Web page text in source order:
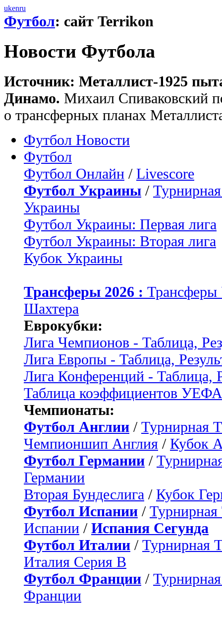
ukenru
Футбол: сайт Terrikon
Новости Футбола
Источник: Металлист-1925
Динамо. Михаил Спиваковский
о трансферных планах
Футбол Новости
Футбол
Футбол Онлайн / Livescore
Футбол Украины /
Украины
Футбол Украины: Первая лига
Футбол Украины: Вторая лига
Кубок Украины
Трансферы 2026 :
Шахтера
Еврокубки:
Лига Чемпионов - Таблица,
Лига Европы - Таблица,
Лига Конференций - Таблица,
Таблица коэффициентов УЕФА
Чемпионаты:
Футбол Англии / Турнирная
Чемпионшип Англия / Кубок
Футбол Германии /
Германии
Вторая Бундеслига / Кубок
Футбол Испании / Турнирная
Испании / Испания Сегунда
Футбол Италии / Турнирная
Италия Серия B
Футбол Франции /
Франции